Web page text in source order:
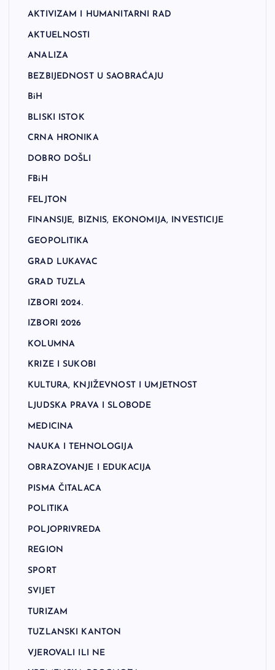
AKTIVIZAM I HUMANITARNI RAD
AKTUELNOSTI
ANALIZA
BEZBIJEDNOST U SAOBRAĆAJU
BiH
BLISKI ISTOK
CRNA HRONIKA
DOBRO DOŠLI
FBiH
FELJTON
FINANSIJE, BIZNIS, EKONOMIJA, INVESTICIJE
GEOPOLITIKA
GRAD LUKAVAC
GRAD TUZLA
IZBORI 2024.
IZBORI 2026
KOLUMNA
KRIZE I SUKOBI
KULTURA, KNJIŽEVNOST I UMJETNOST
LJUDSKA PRAVA I SLOBODE
MEDICINA
NAUKA I TEHNOLOGIJA
OBRAZOVANJE I EDUKACIJA
PISMA ČITALACA
POLITIKA
POLJOPRIVREDA
REGION
SPORT
SVIJET
TURIZAM
TUZLANSKI KANTON
VJEROVALI ILI NE